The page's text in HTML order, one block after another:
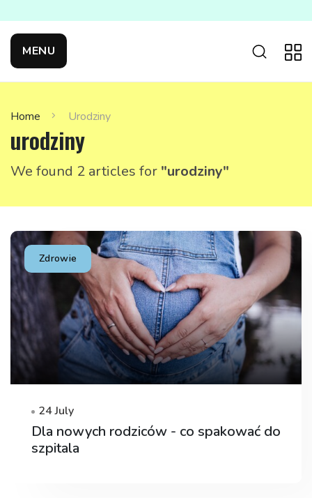
MENU
urodziny
Home Urodziny
We found 2 articles for "urodziny"
Zdrowie
24 July
Dla nowych rodziców - co spakować do
szpitala